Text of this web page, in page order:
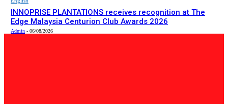
INNOPRISE PLANTATIONS receives recognition at The
Edge Malaysia Centurion Club Awards 2026
Admin - 06/08/2026